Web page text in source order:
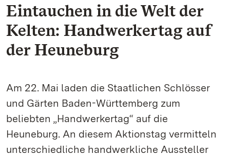
Eintauchen in die Welt der
Kelten: Handwerkertag auf
der Heuneburg
Am 22. Mai laden die Staatlichen Schlösser
und Gärten Baden-Württemberg zum
beliebten „Handwerkertag“ auf die
Heuneburg. An diesem Aktionstag vermitteln
unterschiedliche handwerkliche Aussteller